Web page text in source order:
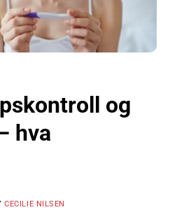
og
hva
CECILIE NILSEN